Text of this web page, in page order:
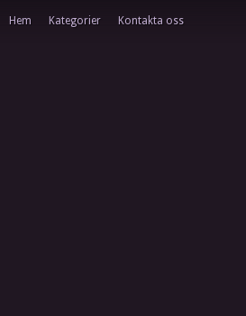
Hem Kategorier Kontakta oss